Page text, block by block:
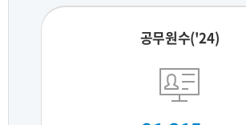
공무원수('24)